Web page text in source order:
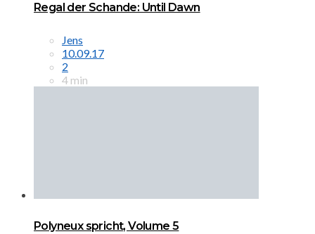
Regal der Schande: Until Dawn
Jens
10.09.17
2
4 min
Polyneux spricht, Volume 5